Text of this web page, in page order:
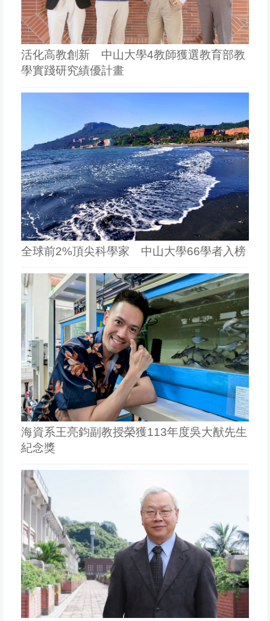
活化高教創新 中山大學4教師獲選教育部教
學實踐研究績優計畫
全球前2%頂尖科學家 中山大學66學者入榜
海資系王亮鈞副教授榮獲113年度吳大猷先生
紀念獎